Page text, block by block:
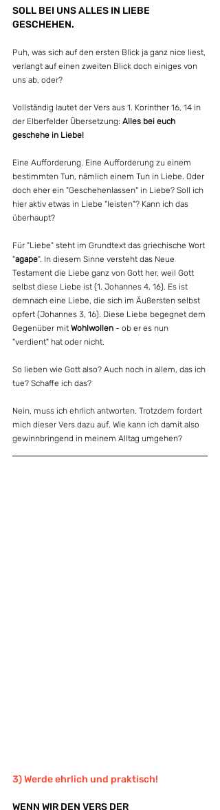
SOLL BEI UNS ALLES IN LIEBE
GESCHEHEN.
Puh, was sich auf den ersten Blick ja ganz nice liest,
verlangt auf einen zweiten Blick doch einiges von
uns ab, oder?
Vollständig lautet der Vers aus 1. Korinther 16, 14 in
der Elberfelder Übersetzung: Alles bei euch
geschehe in Liebe!
Eine Aufforderung. Eine Aufforderung zu einem
bestimmten Tun, nämlich einem Tun in Liebe. Oder
doch eher ein "Geschehenlassen" in Liebe? Soll ich
hier aktiv etwas in Liebe "leisten"? Kann ich das
überhaupt?
Für "Liebe" steht im Grundtext das griechische Wort
"agape". In diesem Sinne versteht das Neue
Testament die Liebe ganz von Gott her, weil Gott
selbst diese Liebe ist (1. Johannes 4, 16). Es ist
demnach eine Liebe, die sich im Äußersten selbst
opfert (Johannes 3, 16). Diese Liebe begegnet dem
Gegenüber mit Wohlwollen - ob er es nun
"verdient" hat oder nicht.
So lieben wie Gott also? Auch noch in allem, das ich
tue? Schaffe ich das?
Nein, muss ich ehrlich antworten. Trotzdem fordert
mich dieser Vers dazu auf. Wie kann ich damit also
gewinnbringend in meinem Alltag umgehen?
3) Werde ehrlich und praktisch!
WENN WIR DEN VERS DER